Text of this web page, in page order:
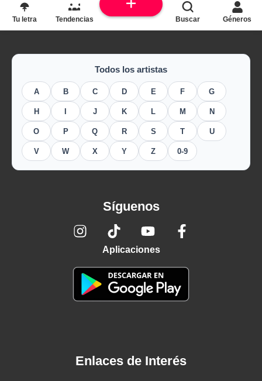
Todos los artistas
A B C D E F G
H J K L M N
O P Q R S T U
V W X Y Z 0-9
Síguenos
Aplicaciones
Enlaces de Interés
Tu letra Tendencias Buscar Géneros